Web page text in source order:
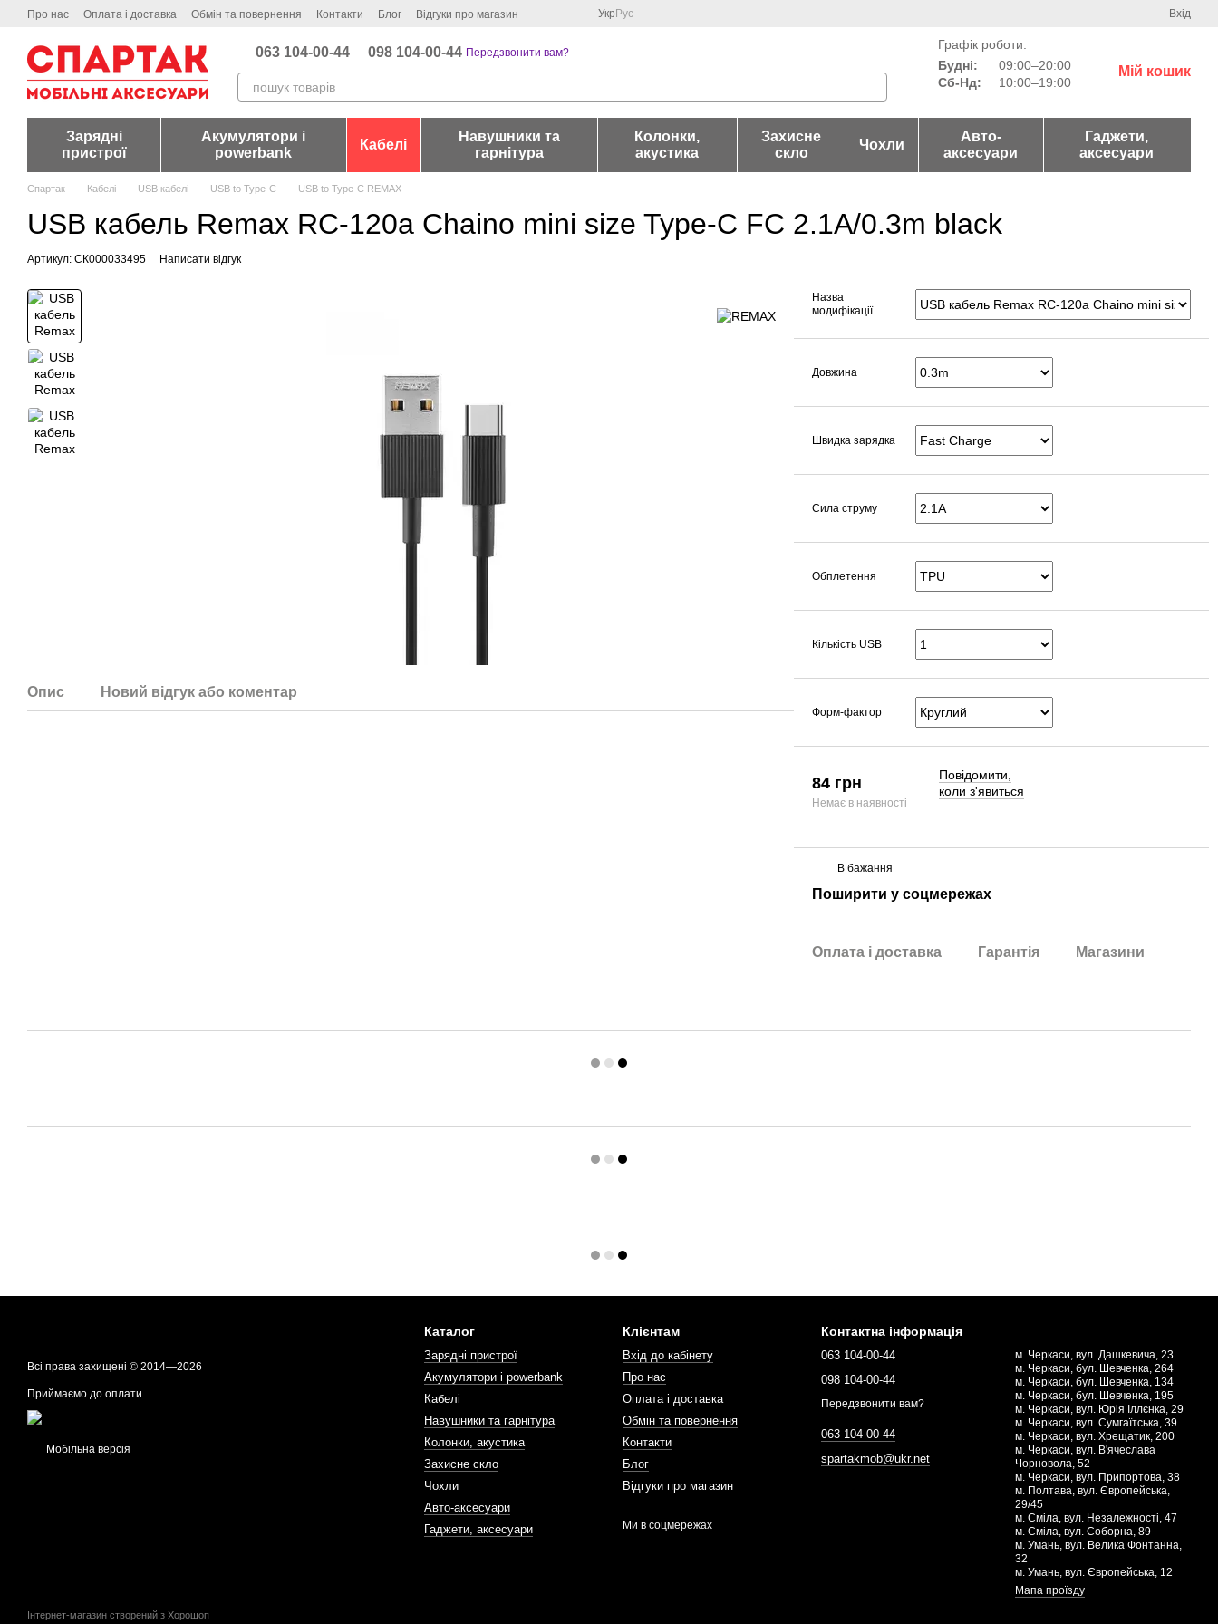
Перейти до основного контенту
Про нас Оплата і доставка Обмін та повернення Контакти Блог Відгуки про магазин Укр Рус Вхід
063 104-00-44 098 104-00-44 Передзвонити вам?
Графік роботи:
Будні:
09:00–20:00
Сб-Нд:
10:00–19:00
Мій кошик
Зарядні
пристрої
Акумулятори і
powerbank
Кабелі
Навушники та
гарнітура
Колонки,
акустика
Захисне
скло
Чохли
Авто-
аксесуари
Гаджети,
аксесуари
Спартак Кабелі USB кабелі USB to Type-C USB to Type-C REMAX
USB кабель Remax RC-120a Chaino mini size Type-C FC 2.1A/0.3m black
Артикул: СК000033495 Написати відгук
Опис Новий відгук або коментар
Назва
модифікації
Довжина
Швидка зарядка
Сила струму
Обплетення
Кількість USB
Форм-фактор
84 грн
Немає в наявності
Повідомити,
коли з'явиться
В бажання
Поширити у соцмережах
Оплата і доставка Гарантія Магазини
Всі права захищені © 2014—2026
Приймаємо до оплати
Мобільна версія
Інтернет-магазин створений з Хорошоп
Каталог
Зарядні пристрої
Акумулятори і powerbank
Кабелі
Навушники та гарнітура
Колонки, акустика
Захисне скло
Чохли
Авто-аксесуари
Гаджети, аксесуари
Клієнтам
Вхід до кабінету
Про нас
Оплата і доставка
Обмін та повернення
Контакти
Блог
Відгуки про магазин
Ми в соцмережах
Контактна інформація
063 104-00-44
098 104-00-44
Передзвонити вам?
063 104-00-44
spartakmob@ukr.net
м. Черкаси, вул. Дашкевича, 23
м. Черкаси, бул. Шевченка, 264
м. Черкаси, бул. Шевченка, 134
м. Черкаси, бул. Шевченка, 195
м. Черкаси, вул. Юрія Іллєнка, 29
м. Черкаси, вул. Сумгаїтська, 39
м. Черкаси, вул. Хрещатик, 200
м. Черкаси, вул. В'ячеслава
Чорновола, 52
м. Черкаси, вул. Припортова, 38
м. Полтава, вул. Європейська,
29/45
м. Сміла, вул. Незалежності, 47
м. Сміла, вул. Соборна, 89
м. Умань, вул. Велика Фонтанна,
32
м. Умань, вул. Європейська, 12
Мапа проїзду